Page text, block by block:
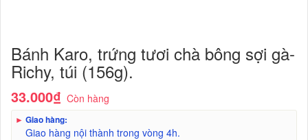
Bánh Karo, trứng tươi chà bông sợi gà-
Richy, túi (156g).
33.000₫ Còn hàng
► Giao hàng:
Giao hàng nội thành trong vòng 4h.